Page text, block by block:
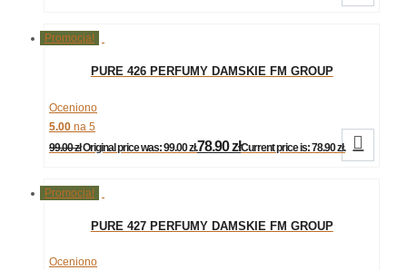
Promocja!
PURE 426 PERFUMY DAMSKIE FM GROUP
Oceniono
5.00 na 5
99.00złOriginal price was: 99.00 zł.78.90złCurrent price is: 78.90 zł. 
Promocja!
PURE 427 PERFUMY DAMSKIE FM GROUP
Oceniono